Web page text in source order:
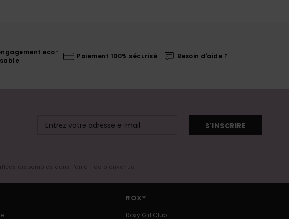
eco-
Paiement 100% sécurisé Besoin d'aide ?
S'INSCRIRE
disponibles dans l'email de bienvenue
ROXY
Roxy Girl Club